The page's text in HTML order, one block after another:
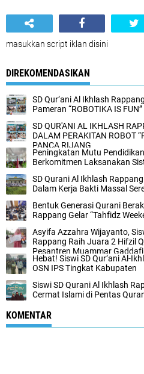
masukkan script iklan disini
DIREKOMENDASIKAN
SD Qur’ani Al Ikhlash
Pameran “ROBOTIKA IS FUN”
SD QUR'ANI AL IKHLASH
DALAM PERAKITAN ROBOT
PANCA RIJANG
Peningkatan Mutu
Berkomitmen Laksanakan
SD Qurani Al Ikhlash
Dalam Kerja Bakti Massal
Bentuk Generasi Qurani
Rappang Gelar “Tahfidz
Asyifa Azzahra Wijayanto,
Rappang Raih Juara 2 Hifzil
Pesantren Muammar
Hebat! Siswi SD Qur’ani Al-
OSN IPS Tingkat Kabupaten
Siswi SD Qurani Al Ikhlash
Cermat Islami di Pentas
KOMENTAR